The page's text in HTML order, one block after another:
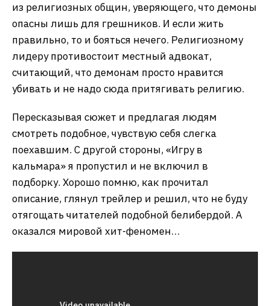
из религиозных общин, уверяющего, что демоны
опасны лишь для грешников. И если жить
правильно, то и бояться нечего. Религиозному
лидеру противостоит местный адвокат,
считающий, что демонам просто нравится
убивать и не надо сюда притягивать религию.
Пересказывая сюжет и предлагая людям
смотреть подобное, чувствую себя слегка
поехавшим. С другой стороны, «Игру в
кальмара» я пропустил и не включил в
подборку. Хорошо помню, как прочитал
описание, глянул трейлер и решил, что не буду
отягощать читателей подобной белибердой. А
оказался мировой хит-феномен…